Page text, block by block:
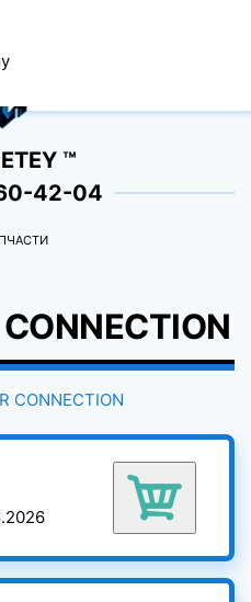
™
42-04